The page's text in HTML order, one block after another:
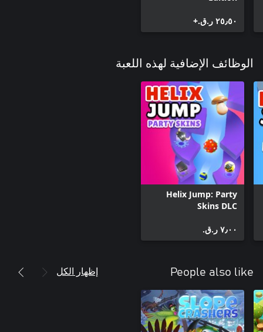
٢٥٫٥٠ ر.ق.‏+
الوظائف الإضافية لهذه اللعبة
Helix Jump: Party
Skins DLC
٧٫٠٠ ر.ق.‏
People also like إظهار الكل